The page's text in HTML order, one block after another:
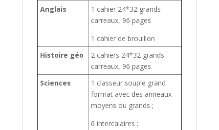
Anglais
1 cahier 24*32 grands
carreaux, 96 pages
1 cahier de brouillon
Histoire géo
2 cahiers 24*32 grands
carreaux, 96 pages
Sciences
1 classeur souple grand
format avec des anneaux
moyens ou grands ;
6 intercalaires ;